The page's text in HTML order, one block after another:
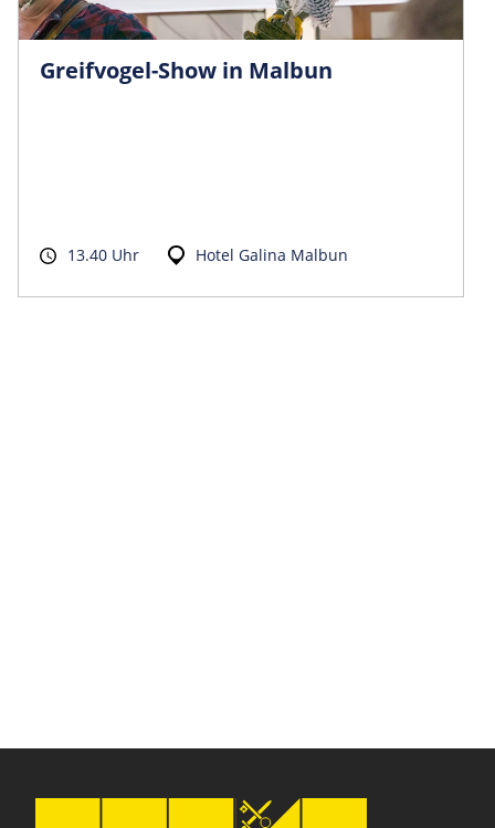
Greifvogel-Show in Malbun
13.40 Uhr Hotel Galina Malbun